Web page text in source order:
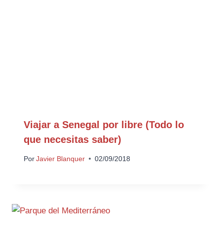
Viajar a Senegal por libre (Todo lo
que necesitas saber)
Por Javier Blanquer 02/09/2018